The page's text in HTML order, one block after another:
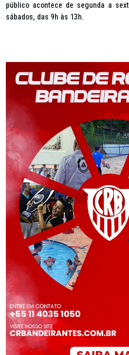
público acontece de segunda a
sábados, das 9h às 13h.